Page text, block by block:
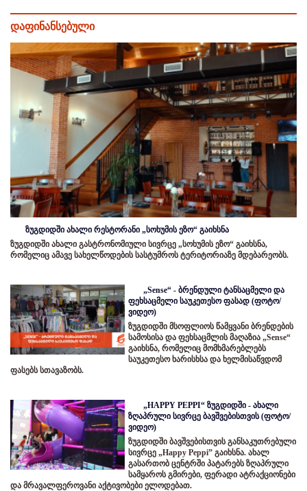
დაფინანსებული
ზუგდიდში ახალი რესტორანი „სოხუმის ეზო“ გაიხსნა
ზუგდიდში ახალი გასტრონომიული სივრცე „სოხუმის ეზო“ გაიხსნა,
რომელიც ამავე სახელწოდების სასტუმროს ტერიტორიაზე მდებარეობს.
„Sense“ - ბრენდული ტანსაცმელი და
ფეხსაცმელი საუკეთესო ფასად (ფოტო/
ვიდეო)
ზუგდიდში მსოფლიოს წამყვანი ბრენდების
სამოსისა და ფეხსაცმლის მაღაზია „Sense“
გაიხსნა, რომელიც მომხმარებლებს
საუკეთესო ხარისხსა და ხელმისაწვდომ
ფასებს სთავაზობს.
„HAPPY PEPPI“ ზუგდიდში - ახალი
ზღაპრული სივრცე ბავშვებისთვის (ფოტო/
ვიდეო)
ზუგდიდში ბავშვებისთვის განსაკუთრებული
სივრცე „Happy Peppi” გაიხსნა. ახალ
გასართობ ცენტრში პატარებს ზღაპრული
სამყაროს გმირები, ფერადი ატრაქციონები
და მრავალფეროვანი აქტივობები ელოდებათ.